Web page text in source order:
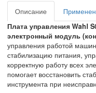
Описание
Плата управления Wahl
электронный модуль
управления работой
стабилизацию питания,
корректную работу всех
помогает восстановить
инструмента при